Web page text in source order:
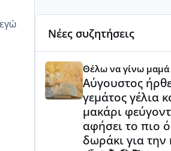
εντοπίσατε και θα σε
καθοδηγήσει η
και η γυναικολόγος.
Για τα κιλά νομίζω
δεν θέλουν να
βάρος έτσι κι
βέβαια πώς το
εγώ έχω φίλη που
Νέες συζητήσεις
Αύγουστος ήρθε ξανά
Θέλω να γίνω μαμά
Αύγουστος
γεμάτος γέλια
μακάρι
αφήσει το πιο
δωράκι για την